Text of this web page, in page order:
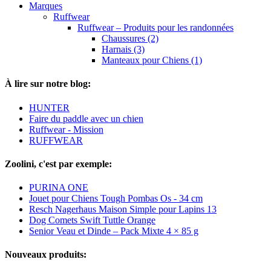
Marques
Ruffwear
Ruffwear – Produits pour les randonnées
Chaussures (2)
Harnais (3)
Manteaux pour Chiens (1)
À lire sur notre blog:
HUNTER
Faire du paddle avec un chien
Ruffwear - Mission
RUFFWEAR
Zoolini, c'est par exemple:
PURINA ONE
Jouet pour Chiens Tough Pombas Os - 34 cm
Resch Nagerhaus Maison Simple pour Lapins 13
Dog Comets Swift Tuttle Orange
Senior Veau et Dinde – Pack Mixte 4 × 85 g
Nouveaux produits: